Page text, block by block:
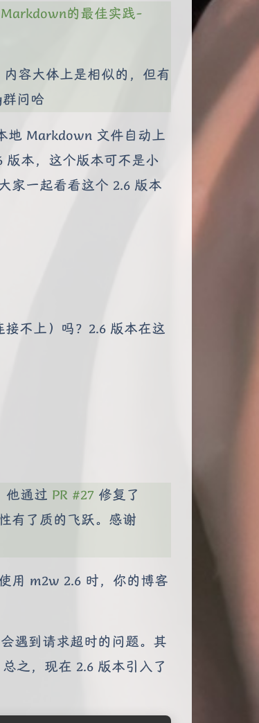
的最佳实践-
容大体上是相似的，但有
问哈
地 Markdown 文件自动上
版本，这个版本可不是小
家一起看看这个 2.6 版本
不上）吗？2.6 版本在这
他通过 PR #27 修复了
有了质的飞跃。感谢
用 m2w 2.6 时，你的博客
遇到请求超时的问题。其
之，现在 2.6 版本引入了